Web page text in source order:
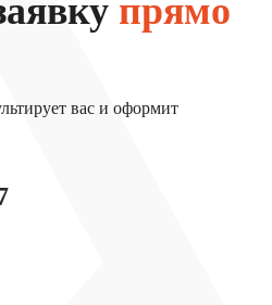
прямо
вас и оформит